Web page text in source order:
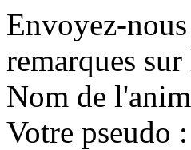
Envoyez-
remarques
Nom de
Votre pseudo :